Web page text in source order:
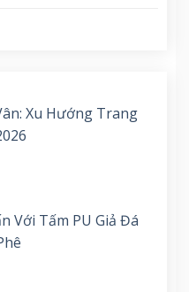
Xu Hướng Trang
Với Tấm PU Giả Đá